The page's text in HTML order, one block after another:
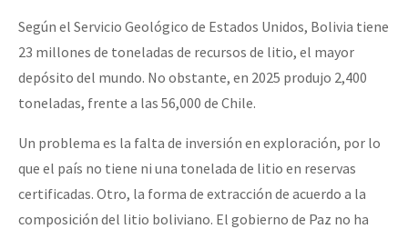
Según el Servicio Geológico de Estados Unidos, Bolivia tiene
23 millones de toneladas de recursos de litio, el mayor
depósito del mundo. No obstante, en 2025 produjo 2,400
toneladas, frente a las 56,000 de Chile.
Un problema es la falta de inversión en exploración, por lo
que el país no tiene ni una tonelada de litio en reservas
certificadas. Otro, la forma de extracción de acuerdo a la
composición del litio boliviano. El gobierno de Paz no ha